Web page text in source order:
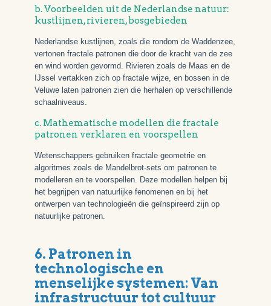
b. Voorbeelden uit de Nederlandse natuur:
kustlijnen, rivieren, bosgebieden
Nederlandse kustlijnen, zoals die rondom de Waddenzee,
vertonen fractale patronen die door de kracht van de zee
en wind worden gevormd. Rivieren zoals de Maas en de
IJssel vertakken zich op fractale wijze, en bossen in de
Veluwe laten patronen zien die herhalen op verschillende
schaalniveaus.
c. Mathematische modellen die fractale
patronen verklaren en voorspellen
Wetenschappers gebruiken fractale geometrie en
algoritmes zoals de Mandelbrot-sets om patronen te
modelleren en te voorspellen. Deze modellen helpen bij
het begrijpen van natuurlijke fenomenen en bij het
ontwerpen van technologieën die geïnspireerd zijn op
natuurlijke patronen.
6. Patronen in
technologische en
menselijke systemen: Van
infrastructuur tot cultuur